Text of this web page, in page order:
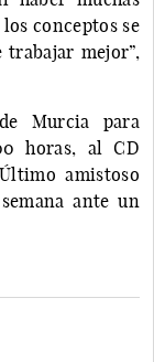
conceptos se
mejor”,
Murcia para
horas, al CD
amistoso
ante un